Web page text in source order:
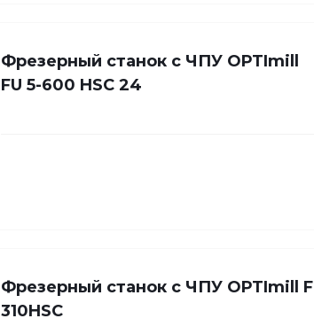
Фрезерный станок с ЧПУ OPTImill
FU 5-600 HSC 24
Фрезерный станок с ЧПУ OPTImill F
310HSC